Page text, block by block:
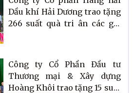
Dầu khí Hải Dương trao tặng
266 suất quà tri ân các gia
Công ty Cổ Phần Đầu tư
Thương mại & Xây dựng
Hoàng Khôi trao tặng 15 suất